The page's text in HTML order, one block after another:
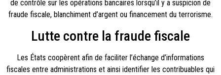
de contrôle sur les opérations bancaires lorsqu’il y a suspicion de
fraude fiscale, blanchiment d’argent ou financement du terrorisme.
Lutte contre la fraude fiscale
Les États coopèrent afin de faciliter l’échange d’informations
fiscales entre administrations et ainsi identifier les contribuables qui